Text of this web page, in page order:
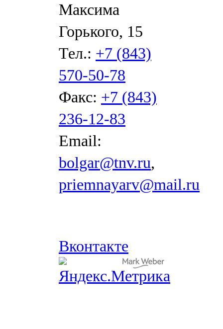
Максима
Горького, 15
Тел.: +7 (843)
570-50-78
Факс: +7 (843)
236-12-83
Email:
bolgar@tnv.ru,
priemnayarv@mail.ru
Вконтакте